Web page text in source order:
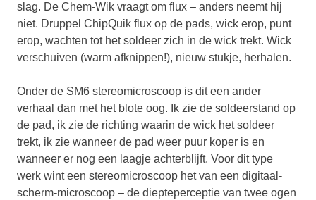
slag. De Chem-Wik vraagt om flux – anders neemt hij
niet. Druppel ChipQuik flux op de pads, wick erop, punt
erop, wachten tot het soldeer zich in de wick trekt. Wick
verschuiven (warm afknippen!), nieuw stukje, herhalen.
Onder de SM6 stereomicroscoop is dit een ander
verhaal dan met het blote oog. Ik zie de soldeerstand op
de pad, ik zie de richting waarin de wick het soldeer
trekt, ik zie wanneer de pad weer puur koper is en
wanneer er nog een laagje achterblijft. Voor dit type
werk wint een stereomicroscoop het van een digitaal-
scherm-microscoop – de diepteperceptie van twee ogen